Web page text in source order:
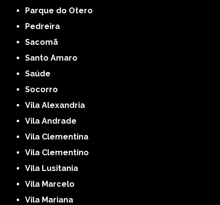
Parque do Otero
Pedreira
Sacomã
Santo Amaro
Saúde
Socorro
Vila Alexandria
Vila Andrade
Vila Clementina
Vila Clementino
Vila Lusitania
Vila Marcelo
Vila Mariana